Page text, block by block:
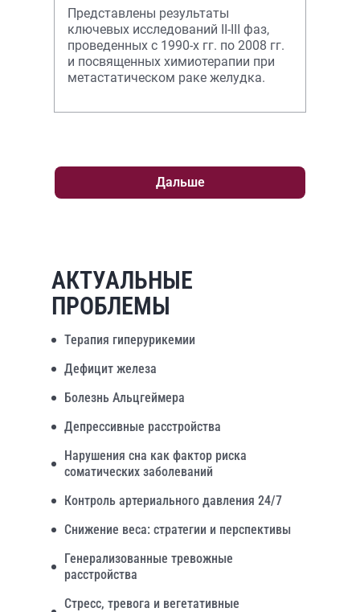
Представлены результаты
ключевых исследований II-III фаз,
проведенных с 1990-х гг. по 2008 гг.
и посвященных химиотерапии при
метастатическом раке желудка.
Дальше
АКТУАЛЬНЫЕ
ПРОБЛЕМЫ
Терапия гиперурикемии
Дефицит железа
Болезнь Альцгеймера
Депрессивные расстройства
Нарушения сна как фактор риска
соматических заболеваний
Контроль артериального давления 24/7
Снижение веса: стратегии и перспективы
Генерализованные тревожные
расстройства
Стресс, тревога и вегетативные